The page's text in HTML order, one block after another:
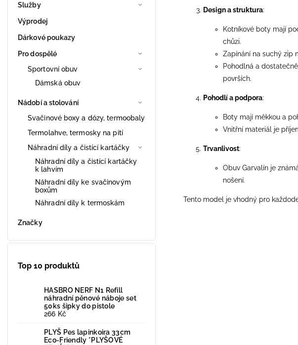
Služby
Výprodej
Dárkové poukazy
Pro dospělé
Sportovní obuv
Dámská obuv
Nádobí a stolování
Svačinové boxy a dózy, termoobaly
Termolahve, termosky na pití
Náhradní díly a čistící kartáčky
Náhradní díly a čistící kartáčky
k lahvím
Náhradní díly ke svačinovým
boxům
Náhradní díly k termoskám
Značky
Top 10 produktů
HASBRO NERF N1 Refill
náhradní pěnové náboje set
50ks šipky do pistole
266 Kč
PLYŠ Pes lapinkoira 33cm
Eco-Friendly *PLYŠOVÉ
Design a struktura:
Kotníkové boty mají
chůzi.
Zapínání na suchý zip
Pohodlná a
površích.
Pohodlí a podpora:
Boty mají měkkou a
Vnitřní materiál je
Trvanlivost:
Obuv Garvalín je
nošení.
Tento model je vhodný pro